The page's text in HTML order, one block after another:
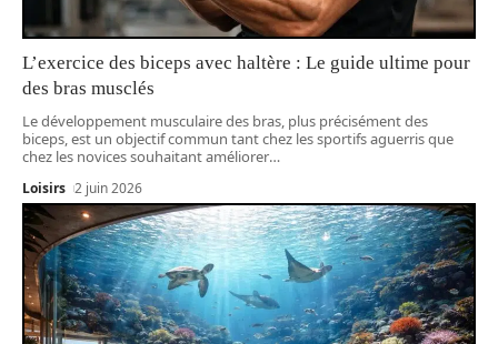
L’exercice des biceps avec haltère : Le guide ultime pour
des bras musclés
Le développement musculaire des bras, plus précisément des
biceps, est un objectif commun tant chez les sportifs aguerris que
chez les novices souhaitant améliorer…
Loisirs 2 juin 2026